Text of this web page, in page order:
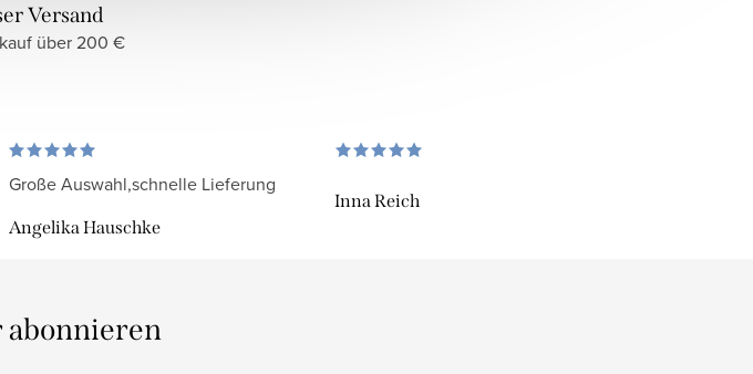
Versand
über 200 €
Große Auswahl,schnelle Lieferung
Angelika Hauschke
Inna Reich